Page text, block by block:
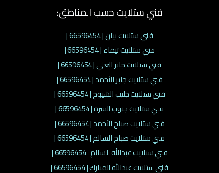
فني ستلايت حسب المناطق:
فني ستلايت بيان | 66596454 |
فني ستلايت تيماء | 66596454 |
فني ستلايت جابر العلي | 66596454 |
فني ستلايت جابر الأحمد | 66596454 |
فني ستلايت جليب الشيوخ | 66596454 |
فني ستلايت جنوب السرة | 66596454 |
فني ستلايت صباح الأحمد | 66596454 |
فني ستلايت صباح السالم | 66596454 |
فني ستلايت عبدالله السالم | 66596454 |
فني ستلايت عبدالله المبارك | 66596454 |